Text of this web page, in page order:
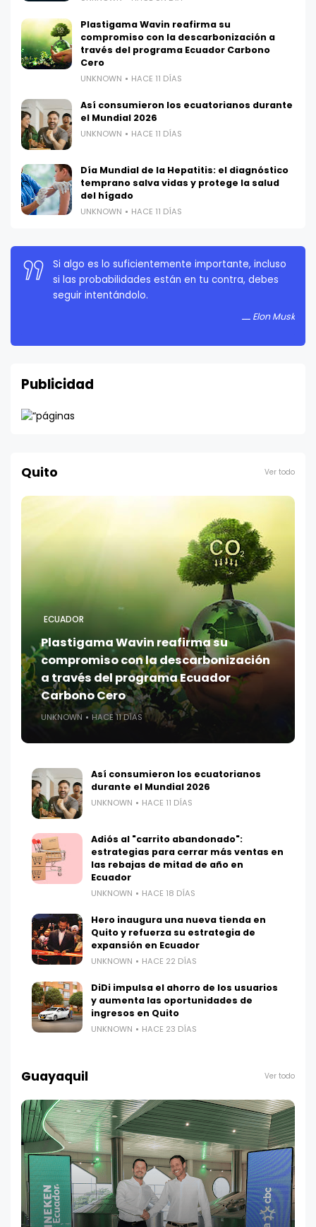
Plastigama Wavin reafirma su
compromiso con la descarbonización a
través del programa Ecuador Carbono
Cero
UNKNOWN HACE 11 DÍAS
Así consumieron los ecuatorianos durante
el Mundial 2026
UNKNOWN HACE 11 DÍAS
Día Mundial de la Hepatitis: el diagnóstico
temprano salva vidas y protege la salud
del hígado
UNKNOWN HACE 11 DÍAS
La persistencia es muy importante. No debes
rendirte a menos que estés obligado a rendirte.
Publicidad
Quito Ver todo
ECUADOR
Plastigama Wavin reafirma su
compromiso con la descarbonización
a través del programa Ecuador
Carbono Cero
UNKNOWN HACE 11 DÍAS
Así consumieron los ecuatorianos
durante el Mundial 2026
UNKNOWN HACE 11 DÍAS
Adiós al "carrito abandonado":
estrategias para cerrar más ventas en
las rebajas de mitad de año en
Ecuador
UNKNOWN HACE 18 DÍAS
Hero inaugura una nueva tienda en
Quito y refuerza su estrategia de
expansión en Ecuador
UNKNOWN HACE 22 DÍAS
DiDi impulsa el ahorro de los usuarios
y aumenta las oportunidades de
ingresos en Quito
UNKNOWN HACE 23 DÍAS
Guayaquil Ver todo